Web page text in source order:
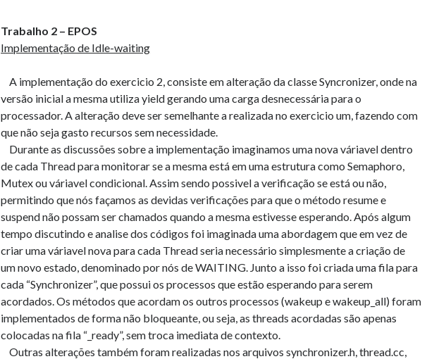
Trabalho 2 – EPOS
Implementação de Idle-waiting
A implementação do exercicio 2, consiste em alteração da classe Syncronizer, onde na
versão inicial a mesma utiliza yield gerando uma carga desnecessária para o
processador. A alteração deve ser semelhante a realizada no exercicio um, fazendo com
que não seja gasto recursos sem necessidade.
Durante as discussões sobre a implementação imaginamos uma nova váriavel dentro
de cada Thread para monitorar se a mesma está em uma estrutura como Semaphoro,
Mutex ou váriavel condicional. Assim sendo possivel a verificação se está ou não,
permitindo que nós façamos as devidas verificações para que o método resume e
suspend não possam ser chamados quando a mesma estivesse esperando. Após algum
tempo discutindo e analise dos códigos foi imaginada uma abordagem que em vez de
criar uma váriavel nova para cada Thread seria necessário simplesmente a criação de
um novo estado, denominado por nós de WAITING. Junto a isso foi criada uma fila para
cada “Synchronizer”, que possui os processos que estão esperando para serem
acordados. Os métodos que acordam os outros processos (wakeup e wakeup_all) foram
implementados de forma não bloqueante, ou seja, as threads acordadas são apenas
colocadas na fila “_ready”, sem troca imediata de contexto.
Outras alterações também foram realizadas nos arquivos synchronizer.h, thread.cc,